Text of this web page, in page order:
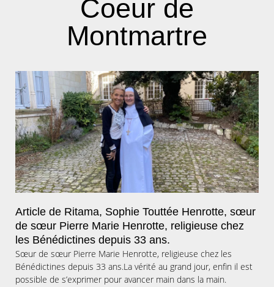
Coeur de
Montmartre
Article de Ritama, Sophie Touttée Henrotte, sœur
de sœur Pierre Marie Henrotte, religieuse chez
les Bénédictines depuis 33 ans.
Sœur de sœur Pierre Marie Henrotte, religieuse chez les
Bénédictines depuis 33 ans.La vérité au grand jour, enfin il est
possible de s’exprimer pour avancer main dans la main.